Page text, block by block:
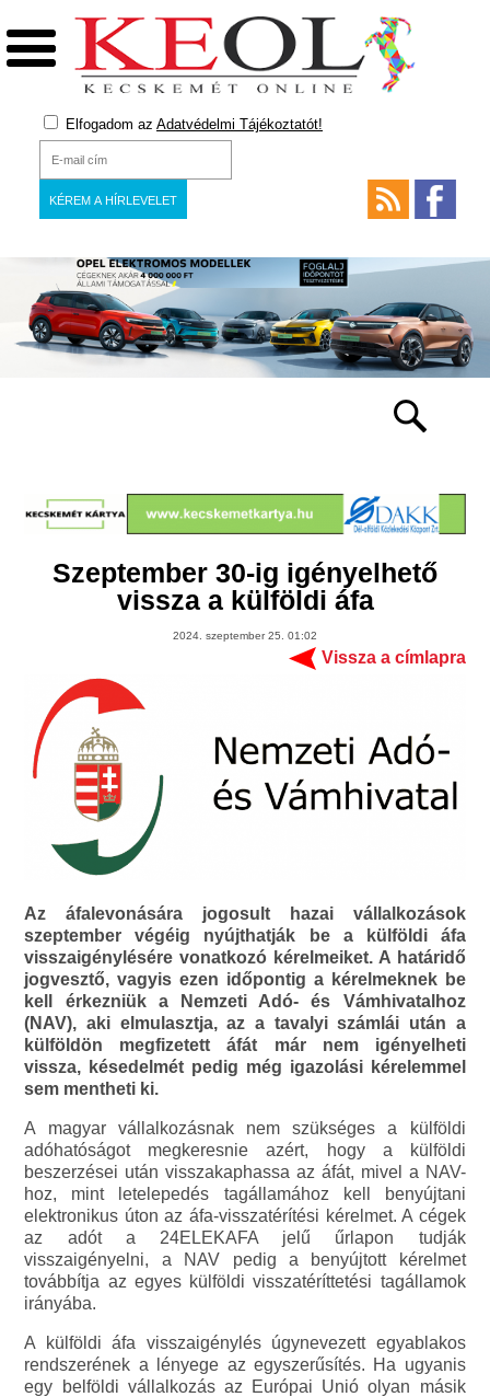
Elfogadom az Adatvédelmi Tájékoztatót!
Szeptember 30-ig igényelhető
vissza a külföldi áfa
2024. szeptember 25. 01:02
Vissza a címlapra
Az áfalevonására jogosult hazai vállalkozások
szeptember végéig nyújthatják be a külföldi áfa
visszaigénylésére vonatkozó kérelmeiket. A határidő
jogvesztő, vagyis ezen időpontig a kérelmeknek be
kell érkezniük a Nemzeti Adó- és Vámhivatalhoz
(NAV), aki elmulasztja, az a tavalyi számlái után a
külföldön megfizetett áfát már nem igényelheti
vissza, késedelmét pedig még igazolási kérelemmel
sem mentheti ki.
A magyar vállalkozásnak nem szükséges a külföldi
adóhatóságot megkeresnie azért, hogy a külföldi
beszerzései után visszakaphassa az áfát, mivel a NAV-
hoz, mint letelepedés tagállamához kell benyújtani
elektronikus úton az áfa-visszatérítési kérelmet. A cégek
az adót a 24ELEKAFA jelű űrlapon tudják
visszaigényelni, a NAV pedig a benyújtott kérelmet
továbbítja az egyes külföldi visszatéríttetési tagállamok
irányába.
A külföldi áfa visszaigénylés úgynevezett egyablakos
rendszerének a lényege az egyszerűsítés. Ha ugyanis
egy belföldi vállalkozás az Európai Unió olyan másik